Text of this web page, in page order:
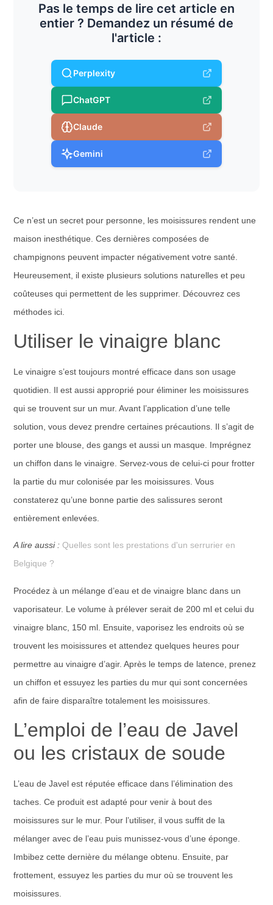
Pas le temps de lire cet article en
entier ? Demandez un résumé de
l'article :
Perplexity
ChatGPT
Claude
Gemini
Ce n’est un secret pour personne, les moisissures rendent une
maison inesthétique. Ces dernières composées de
champignons peuvent impacter négativement votre santé.
Heureusement, il existe plusieurs solutions naturelles et peu
coûteuses qui permettent de les supprimer. Découvrez ces
méthodes ici.
Utiliser le vinaigre blanc
Le vinaigre s’est toujours montré efficace dans son usage
quotidien. Il est aussi approprié pour éliminer les moisissures
qui se trouvent sur un mur. Avant l’application d’une telle
solution, vous devez prendre certaines précautions. Il s’agit de
porter une blouse, des gangs et aussi un masque. Imprégnez
un chiffon dans le vinaigre. Servez-vous de celui-ci pour frotter
la partie du mur colonisée par les moisissures. Vous
constaterez qu’une bonne partie des salissures seront
entièrement enlevées.
A lire aussi : Quelles sont les prestations d'un serrurier en
Belgique ?
Procédez à un mélange d’eau et de vinaigre blanc dans un
vaporisateur. Le volume à prélever serait de 200 ml et celui du
vinaigre blanc, 150 ml. Ensuite, vaporisez les endroits où se
trouvent les moisissures et attendez quelques heures pour
permettre au vinaigre d’agir. Après le temps de latence, prenez
un chiffon et essuyez les parties du mur qui sont concernées
afin de faire disparaître totalement les moisissures.
L’emploi de l’eau de Javel
ou les cristaux de soude
L’eau de Javel est réputée efficace dans l’élimination des
taches. Ce produit est adapté pour venir à bout des
moisissures sur le mur. Pour l’utiliser, il vous suffit de la
mélanger avec de l’eau puis munissez-vous d’une éponge.
Imbibez cette dernière du mélange obtenu. Ensuite, par
frottement, essuyez les parties du mur où se trouvent les
moisissures.